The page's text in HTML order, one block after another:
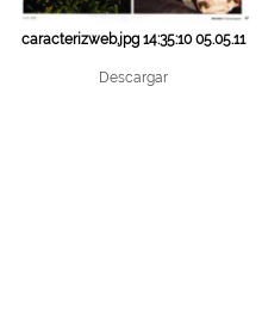
caracterizweb.jpg 14:35:10 05.05.11
Descargar